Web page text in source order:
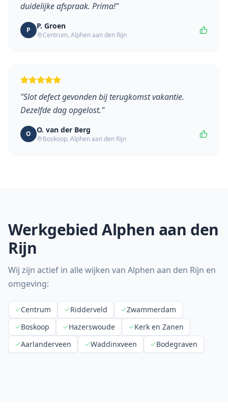
duidelijke afspraak. Prima!"
P P. Groen
Centrum, Alphen aan den Rijn
"Slot defect gevonden bij terugkomst vakantie.
Dezelfde dag opgelost."
O O. van der Berg
Boskoop, Alphen aan den Rijn
WerkgebiedAlphen aan den
Rijn
Wij zijn actief in alle wijken van Alphen aan den Rijn en
omgeving:
Centrum Ridderveld
Zwammerdam
Boskoop
Hazerswoude
Kerk en Zanen
Aarlanderveen
Waddinxveen Bodegraven